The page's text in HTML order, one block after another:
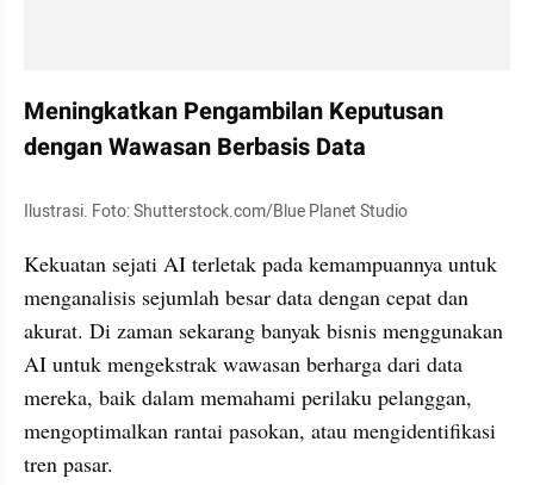
Meningkatkan Pengambilan Keputusan
dengan Wawasan Berbasis Data
Ilustrasi. Foto: Shutterstock.com/Blue Planet Studio
Kekuatan sejati AI terletak pada kemampuannya untuk
menganalisis sejumlah besar data dengan cepat dan
akurat. Di zaman sekarang banyak bisnis menggunakan
AI untuk mengekstrak wawasan berharga dari data
mereka, baik dalam memahami perilaku pelanggan,
mengoptimalkan rantai pasokan, atau mengidentifikasi
tren pasar.